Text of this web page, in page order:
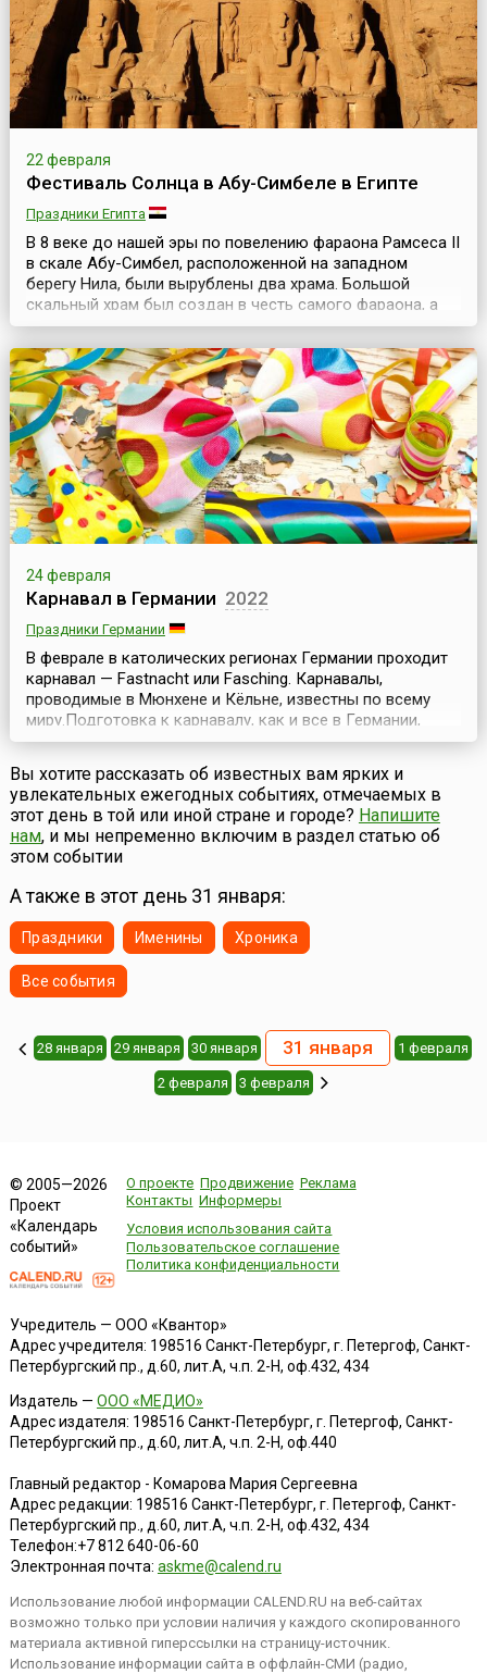
22 февраля
Фестиваль Солнца в Абу-Симбеле в Египте
Праздники Египта
В 8 веке до нашей эры по повелению фараона Рамсеса II
в скале Абу-Симбел, расположенной на западном
берегу Нила, были вырублены два храма. Большой
скальный храм был создан в честь самого фараона, а
малый — в честь богини Хахтор и жены фараона
Нефертари. Причиной создания этих двух храмов
послужила победа Рамсеса над хеттами.Перед храмом
были возведены четыре 20-метровые статуи: три статуи
изоб...
24 февраля
Карнавал в Германии 2022
Праздники Германии
В феврале в католических регионах Германии проходит
карнавал — Fastnacht или Fasching. Карнавалы,
проводимые в Мюнхене и Кёльне, известны по всему
миру.Подготовка к карнавалу, как и все в Германии,
начинается загодя, еще в ноябре. 11 ноября в 11 часов
11 минут по всей стране проходят первые собрания
активистов карнавала, и официально объявляется
начало 5 времени года — карнавала. В этот день н...
Вы хотите рассказать об известных вам ярких и
увлекательных ежегодных событиях, отмечаемых в
этот день в той или иной стране и городе? Напишите
нам, и мы непременно включим в раздел статью об
этом событии
А также в этот день 31 января:
Праздники Именины Хроника
Все события
28 января 29 января 30 января 31 января 1 февраля
2 февраля 3 февраля
© 2005—2026
Проект
«Календарь
событий»
О проекте Продвижение Реклама
Контакты Информеры
Условия использования сайта
Пользовательское соглашение
Политика конфиденциальности
Учредитель — ООО «Квантор»
Адрес учредителя: 198516 Санкт-Петербург, г. Петергоф, Санкт-
Петербургский пр., д.60, лит.А, ч.п. 2-Н, оф.432, 434
Издатель — ООО «МЕДИО»
Адрес издателя: 198516 Санкт-Петербург, г. Петергоф, Санкт-
Петербургский пр., д.60, лит.А, ч.п. 2-Н, оф.440
Главный редактор - Комарова Мария Сергеевна
Адрес редакции: 198516 Санкт-Петербург, г. Петергоф, Санкт-
Петербургский пр., д.60, лит.А, ч.п. 2-Н, оф.432, 434
Телефон:+7 812 640-06-60
Электронная почта: askme@calend.ru
Использование любой информации CALEND.RU на веб-сайтах
возможно только при условии наличия у каждого скопированного
материала активной гиперссылки на страницу-источник.
Использование информации сайта в оффлайн-СМИ (радио,